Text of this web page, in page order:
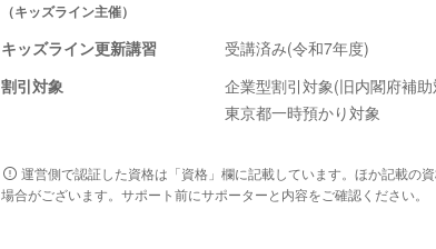
（キッズライン主催）
キッズライン更新講習
受講済み(令和7年度)
割引対象
企業型割引対象(旧内閣府補
東京都一時預かり対象
運営側で認証した資格は「資格」欄に記載しています。ほか記載の
場合がございます。サポート前にサポーターと内容をご確認ください。